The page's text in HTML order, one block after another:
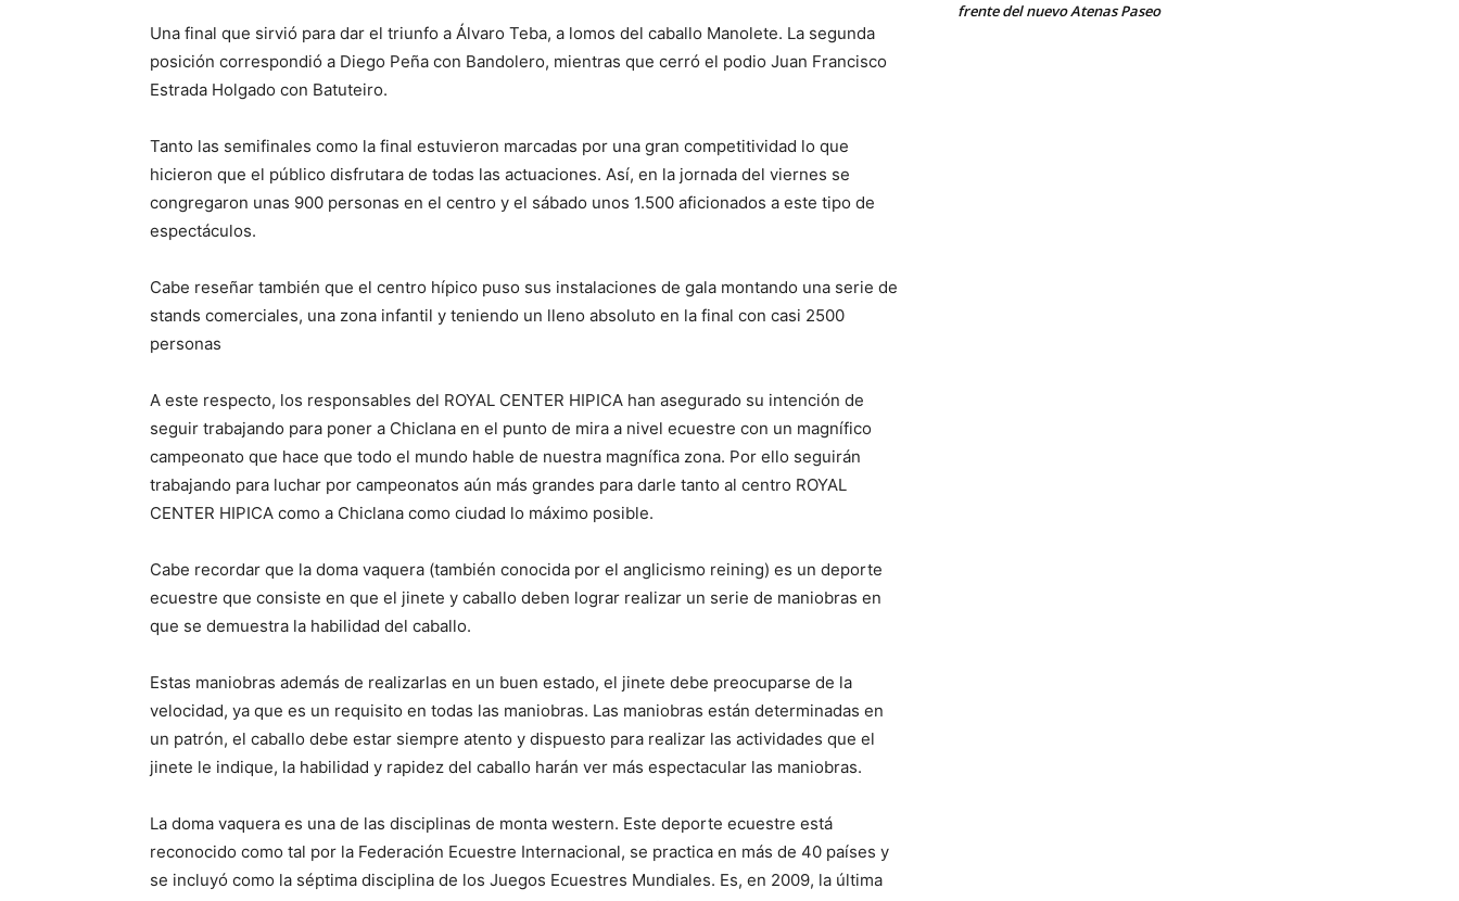
Una final que sirvió para dar el triunfo a Álvaro Teba, a lomos del caballo Manolete. La segunda
posición correspondió a Diego Peña con Bandolero, mientras que cerró el podio Juan Francisco
Estrada Holgado con Batuteiro.
Tanto las semifinales como la final estuvieron marcadas por una gran competitividad lo que
hicieron que el público disfrutara de todas las actuaciones. Así, en la jornada del viernes se
congregaron unas 900 personas en el centro y el sábado unos 1.500 aficionados a este tipo de
espectáculos.
Cabe reseñar también que el centro hípico puso sus instalaciones de gala montando una serie de
stands comerciales, una zona infantil y teniendo un lleno absoluto en la final con casi 2500
personas
A este respecto, los responsables del ROYAL CENTER HIPICA han asegurado su intención de
seguir trabajando para poner a Chiclana en el punto de mira a nivel ecuestre con un magnífico
campeonato que hace que todo el mundo hable de nuestra magnífica zona. Por ello seguirán
trabajando para luchar por campeonatos aún más grandes para darle tanto al centro ROYAL
CENTER HIPICA como a Chiclana como ciudad lo máximo posible.
Cabe recordar que la doma vaquera (también conocida por el anglicismo reining) es un deporte
ecuestre que consiste en que el jinete y caballo deben lograr realizar un serie de maniobras en
que se demuestra la habilidad del caballo.
Estas maniobras además de realizarlas en un buen estado, el jinete debe preocuparse de la
velocidad, ya que es un requisito en todas las maniobras. Las maniobras están determinadas en
un patrón, el caballo debe estar siempre atento y dispuesto para realizar las actividades que el
jinete le indique, la habilidad y rapidez del caballo harán ver más espectacular las maniobras.
La doma vaquera es una de las disciplinas de monta western. Este deporte ecuestre está
reconocido como tal por la Federación Ecuestre Internacional, se practica en más de 40 países y
se incluyó como la séptima disciplina de los Juegos Ecuestres Mundiales. Es, en 2009, la última
frente del nuevo Atenas Paseo